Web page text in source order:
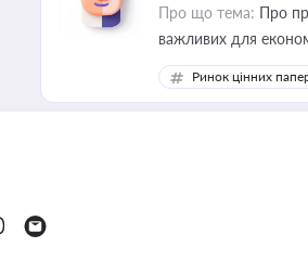
Про що тема: Про
важливих для
Ринок цінних